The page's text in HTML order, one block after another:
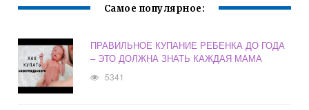
Самое популярное:
ПРАВИЛЬНОЕ КУПАНИЕ РЕБЕНКА ДО ГОДА
– ЭТО ДОЛЖНА ЗНАТЬ КАЖДАЯ МАМА
5341